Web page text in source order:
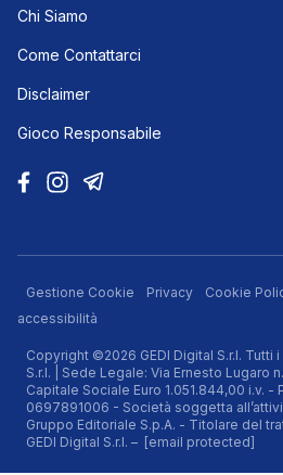
Chi Siamo
Come Contattarci
Disclaimer
Gioco Responsabile
Gestione Cookie Privacy Cookie
accessibilità
Copyright ©2026 GEDI Digital S.r.l. Tutti
S.r.l. | Sede Legale: Via Ernesto Lugaro
Capitale Sociale Euro 1.051.844,00 i.v. -
0697891006 - Società soggetta
Gruppo Editoriale S.p.A. - Titolare del
GEDI Digital S.r.l. – [email protected]